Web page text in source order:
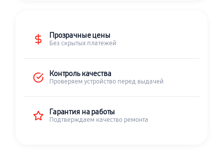
Прозрачные цены
Без скрытых платежей
Контроль качества
Проверяем устройство перед выдачей
Гарантия на работы
Подтверждаем качество ремонта